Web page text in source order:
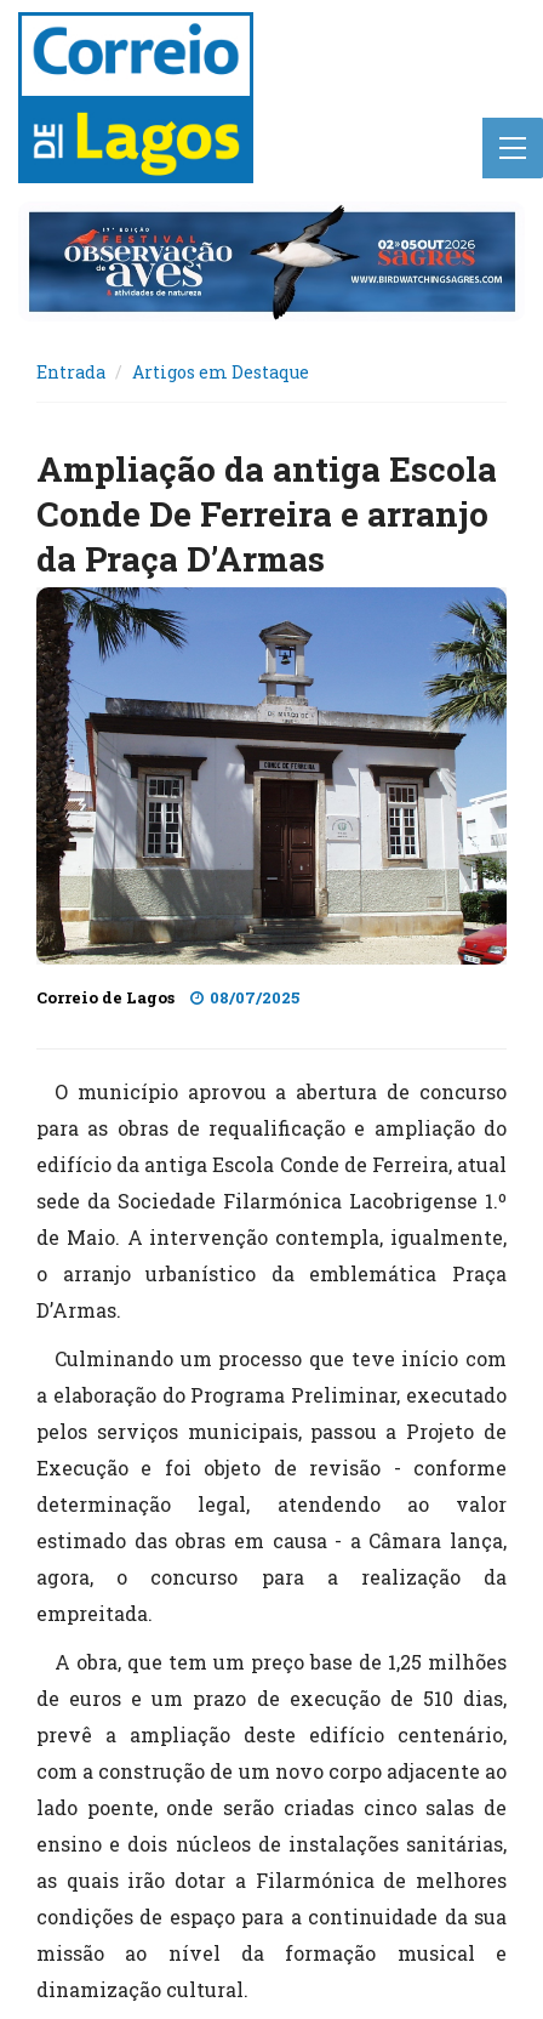
Entrada Artigos em Destaque
Ampliação da antiga Escola
Conde De Ferreira e arranjo
da Praça D’Armas
Correio de Lagos 08/07/2025
O município aprovou a abertura de concurso
para as obras de requalificação e ampliação do
edifício da antiga Escola Conde de Ferreira, atual
sede da Sociedade Filarmónica Lacobrigense 1.º
de Maio. A intervenção contempla, igualmente,
o arranjo urbanístico da emblemática Praça
D’Armas.
Culminando um processo que teve início com
a elaboração do Programa Preliminar, executado
pelos serviços municipais, passou a Projeto de
Execução e foi objeto de revisão - conforme
determinação legal, atendendo ao valor
estimado das obras em causa - a Câmara lança,
agora, o concurso para a realização da
empreitada.
A obra, que tem um preço base de 1,25 milhões
de euros e um prazo de execução de 510 dias,
prevê a ampliação deste edifício centenário,
com a construção de um novo corpo adjacente ao
lado poente, onde serão criadas cinco salas de
ensino e dois núcleos de instalações sanitárias,
as quais irão dotar a Filarmónica de melhores
condições de espaço para a continuidade da sua
missão ao nível da formação musical e
dinamização cultural.